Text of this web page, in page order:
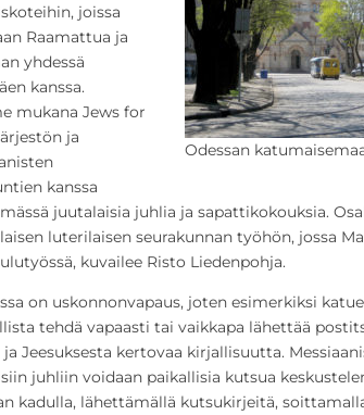
Odessan
joissa
Raamattua ja
yhdessä
kanssa.
mukana Jews for
ja
kanssa
juutalaisia juhlia ja sapattikokouksia.
luterilaisen seurakunnan työhön, jossa
kuvailee Risto Liedenpohja.
on uskonnonvapaus, joten esimerkiksi
tehdä vapaasti tai vaikkapa lähettää
Jeesuksesta kertovaa kirjallisuutta.
juhliin voidaan paikallisia kutsua
kadulla, lähettämällä kutsukirjeitä,